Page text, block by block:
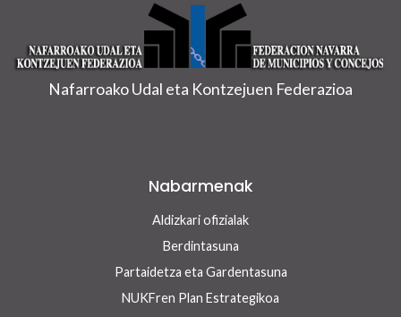
Nafarroako Udal eta Kontzejuen Federazioa
Nabarmenak
Aldizkari ofizialak
Berdintasuna
Partaidetza eta Gardentasuna
NUKFren Plan Estrategikoa